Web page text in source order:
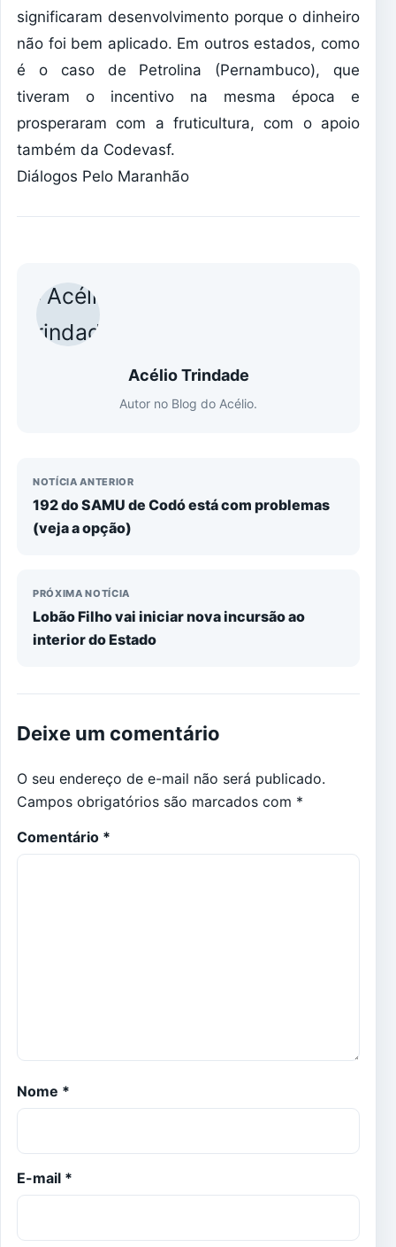
significaram desenvolvimento porque o dinheiro
não foi bem aplicado. Em outros estados, como
é o caso de Petrolina (Pernambuco), que
tiveram o incentivo na mesma época e
prosperaram com a fruticultura, com o apoio
também da Codevasf.
Diálogos Pelo Maranhão
Acélio Trindade
Autor no Blog do Acélio.
NOTÍCIA ANTERIOR
192 do SAMU de Codó está com problemas
(veja a opção)
PRÓXIMA NOTÍCIA
Lobão Filho vai iniciar nova incursão ao
interior do Estado
Deixe um comentário
O seu endereço de e-mail não será publicado.
Campos obrigatórios são marcados com *
Comentário *
Nome *
E-mail *